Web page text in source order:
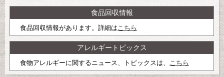
食品回収情報
食品回収情報があります。詳細はこちら
アレルギートピックス
食物アレルギーに関するニュース、トピックスは、 こちら